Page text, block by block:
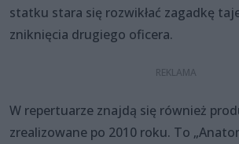
statku stara się rozwikłać zagadkę
zniknięcia drugiego oficera.
W repertuarze znajdą się również
zrealizowane po 2010 roku. To